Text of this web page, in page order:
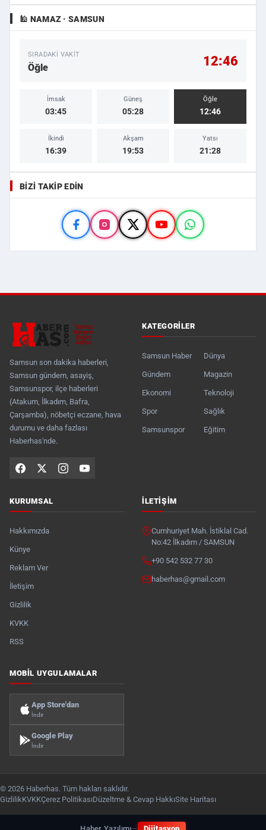
🕌 NAMAZ · SAMSUN
SIRADAKI VAKIT
Öğle 12:46
İmsak
03:45
Güneş
05:28
Öğle
12:46
İkindi
16:39
Akşam
19:53
Yatsı
21:28
BIZI TAKIP EDIN
Samsun son dakika haberleri,
Samsun gündem, asayiş,
Samsunspor, ilçe haberleri
(Atakum, İlkadım, Bafra,
Çarşamba), nöbetçi eczane, hava
durumu ve daha fazlası
Haberhas'nde.
KATEGORILER
Samsun Haber
Gündem
Ekonomi
Spor
Samsunspor
Dünya
Magazin
Teknoloji
Sağlık
Eğitim
KURUMSAL
Hakkımızda
Künye
Reklam Ver
İletişim
Gizlilik
KVKK
RSS
İLETIŞIM
Cumhuriyet Mah. İstiklal Cad.
No:42 İlkadım / SAMSUN
+90 542 532 77 30
haberhas@gmail.com
MOBIL UYGULAMALAR
App Store'dan
İndir
Google Play
İndir
© 2026 Haberhas. Tüm hakları saklıdır.
GizlilikKVKKÇerez PolitikasıDüzeltme & Cevap HakkıSite Haritası